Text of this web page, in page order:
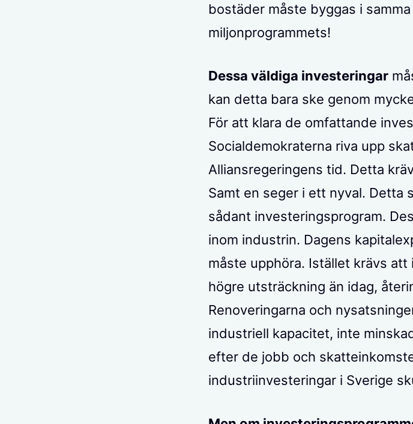
bostäder måste byggas i
miljonprogrammets!
Dessa väldiga investeringar
kan detta bara ske genom
För att klara de omfattande
Socialdemokraterna riva upp
Alliansregeringens tid. Detta
Samt en seger i ett nyval. Detta
sådant investeringsprogram.
inom industrin. Dagens
måste upphöra. Istället krävs
högre utsträckning än idag,
Renoveringarna och
industriell kapacitet, inte
efter de jobb och
industriinvesteringar i Sverige